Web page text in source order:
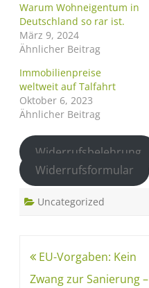
Warum Wohneigentum in
Deutschland so rar ist.
März 9, 2024
Ähnlicher Beitrag
Immobilienpreise
weltweit auf Talfahrt
Oktober 6, 2023
Ähnlicher Beitrag
Widerrufsbelehrung
Widerrufsformular
Uncategorized
EU-Vorgaben: Kein
Zwang zur Sanierung –